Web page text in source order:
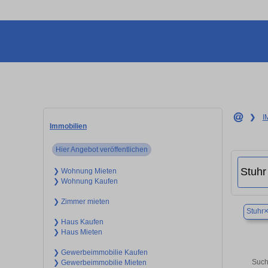
Immobilien
Hier Angebot veröffentlichen
❯ Wohnung Mieten
❯ Wohnung Kaufen
❯ Zimmer mieten
❯ Haus Kaufen
❯ Haus Mieten
❯ Gewerbeimmobilie Kaufen
❯ Gewerbeimmobilie Mieten
❯
Stuhr×